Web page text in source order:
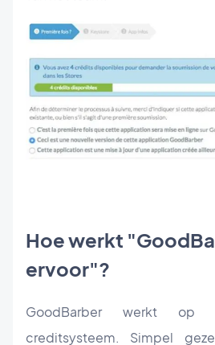
Hoe werkt
ervoor"?
GoodBarber werkt op
creditsysteem. Simpel